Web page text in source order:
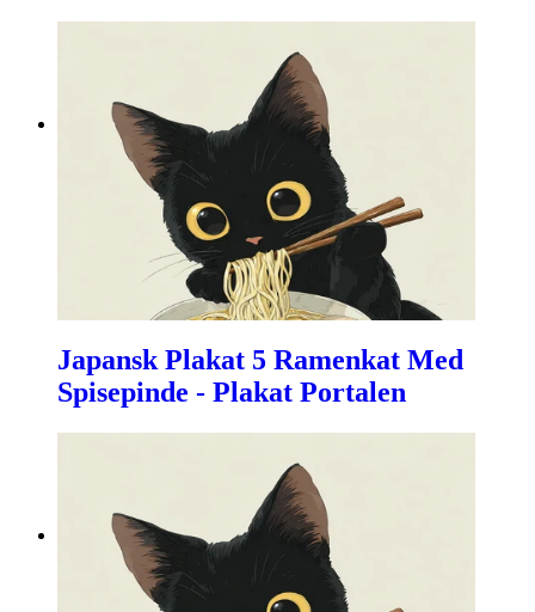
Japansk Plakat 5 Ramenkat Med
Spisepinde - Plakat Portalen